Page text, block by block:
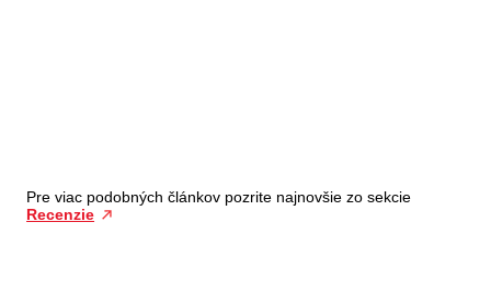
Pre viac podobných článkov pozrite najnovšie zo sekcie
Recenzie